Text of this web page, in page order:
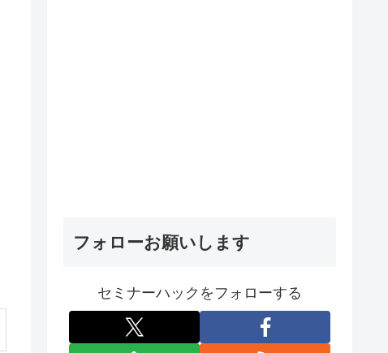
フォローお願いします
セミナーハックをフォローする